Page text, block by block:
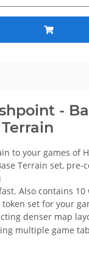
-
to your games of
Terrain set, pre-
Also contains 10
set for your
denser map
multiple game